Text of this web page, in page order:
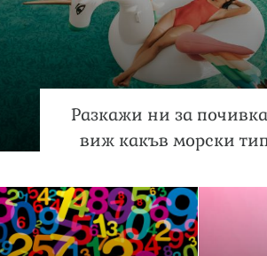
Разкажи ни за
виж какъв морски